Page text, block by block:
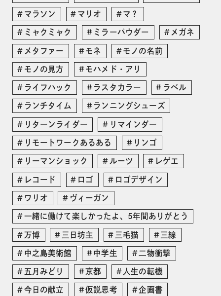
マラソン マリオ マ？
ミャクミャク ミラーパウダー メガネ
メタファー モネ モノの名前
モノの見方 モハメド・アリ
ライフハック ラスタカラー ラベル
ランチタイム ランニングシューズ
リターンライダー リマインダー
リモートワークあるある リンゴ
リーマンショック ルーツ レゲエ
レコード ロゴ ロゴデザイン
ワリオ ヴィーガン
一緒に働けて楽しかったよ、5年間ありがとう
万博 三日坊主 三毛猫 三線
中之島美術館 中学生 二物衝撃
五月みどり 京都 人生の転機
今日の献立 仮説思考 企画書